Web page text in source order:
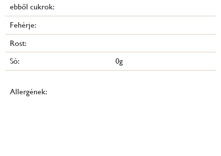
ebből cukrok:
Fehérje:
Rost:
Só:
0g
Allergének: